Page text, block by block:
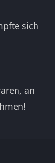
sich
an